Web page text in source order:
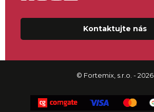
© Fortemix, s.r.o. - 2026
Kontaktujte nás